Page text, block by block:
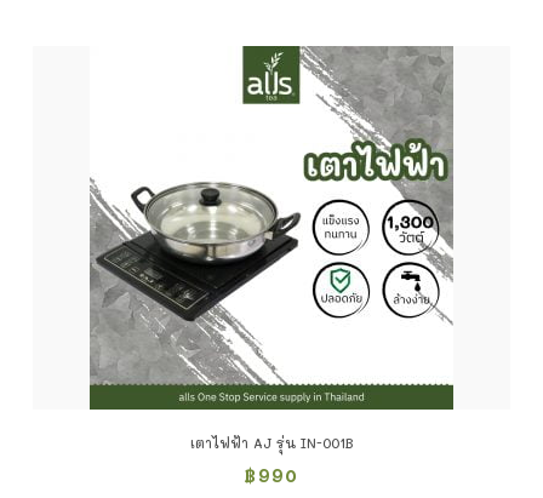
เตาไฟฟ้า AJ รุ่น IN-001B
฿ 990